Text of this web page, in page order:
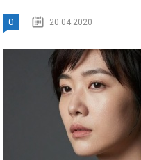
0 20.04.2020